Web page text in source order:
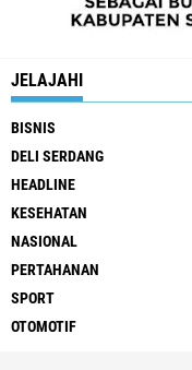
JELAJAHI
BISNIS
DELI SERDANG
HEADLINE
KESEHATAN
NASIONAL
PERTAHANAN
SPORT
OTOMOTIF